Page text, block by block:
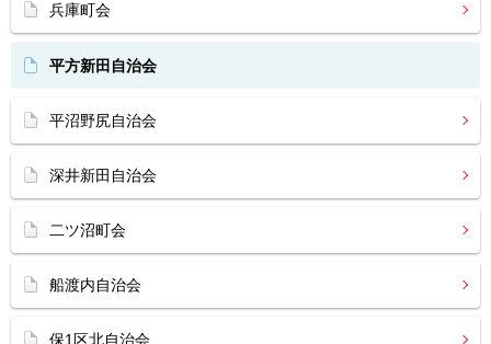
兵庫町会
平方新田自治会
平沼野尻自治会
深井新田自治会
二ツ沼町会
船渡内自治会
保1区北自治会